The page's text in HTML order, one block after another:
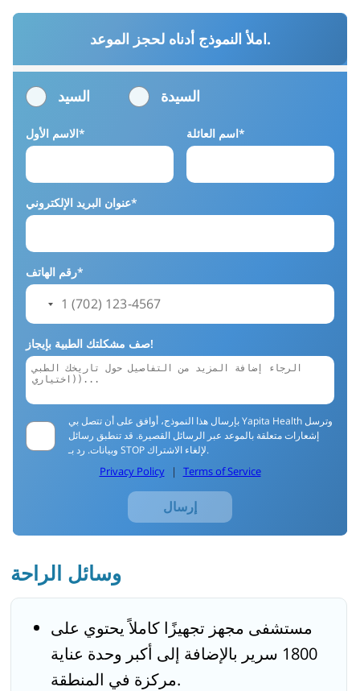
وسائل الراحة
مستشفى مجهز تجهيزًا كاملاً يحتوي على
1800 سرير بالإضافة إلى أكبر وحدة عناية
مركزة في المنطقة.
املأ النموذج أدناه لحجز الموعد.
السيد السيدة
الاسم الأول* اسم العائلة*
عنوان البريد الإلكتروني*
رقم الهاتف*
صف مشكلتك الطبية بإيجاز!
بإرسال هذا النموذج، أوافق على أن تتصل بي Yapita Health وترسل
إشعارات متعلقة بالموعد عبر الرسائل القصيرة. قد تنطبق رسائل
وبيانات. رد بـ STOP لإلغاء الاشتراك.
Privacy Policy | Terms of Service
إرسال